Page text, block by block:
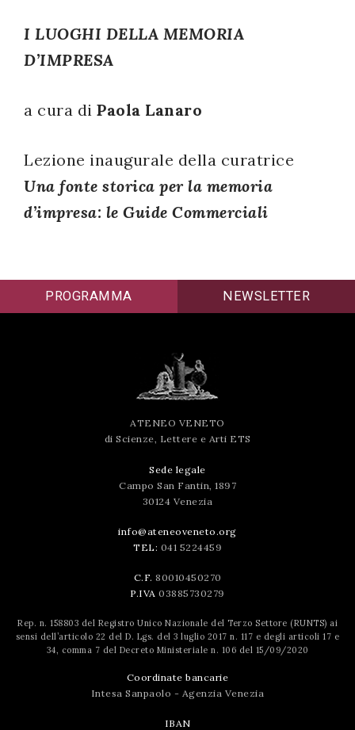
I LUOGHI DELLA MEMORIA
D’IMPRESA
a cura di Paola Lanaro
Lezione inaugurale della curatrice
Una fonte storica per la memoria
d’impresa: le Guide Commerciali
196/03
PROGRAMMA NEWSLETTER
ATENEO VENETO
di Scienze, Lettere e Arti ETS
Sede legale
Campo San Fantin, 1897
30124 Venezia
info@ateneoveneto.org
TEL: 041 5224459
C.F. 80010450270
P.IVA 03885730279
Rep. n. 158803 del Registro Unico Nazionale del Terzo Settore (RUNTS) ai
sensi dell’articolo 22 del D. Lgs. del 3 luglio 2017 n. 117 e degli articoli 17 e
34, comma 7 del Decreto Ministeriale n. 106 del 15/09/2020
Coordinate bancarie
Intesa Sanpaolo - Agenzia Venezia
IBAN